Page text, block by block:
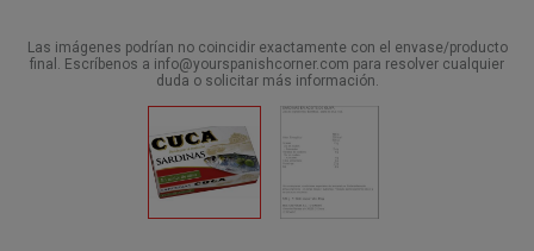
Las imágenes podrían no coincidir exactamente con el envase/producto
final. Escríbenos a info@yourspanishcorner.com para resolver cualquier
duda o solicitar más información.